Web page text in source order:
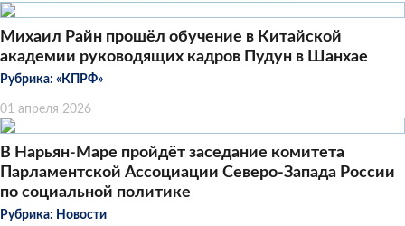
Михаил Райн прошёл обучение в Китайской
академии руководящих кадров Пудун в Шанхае
Рубрика: «КПРФ»
01 апреля 2026
В Нарьян-Маре пройдёт заседание комитета
Парламентской Ассоциации Северо-Запада России
по социальной политике
Рубрика: Новости